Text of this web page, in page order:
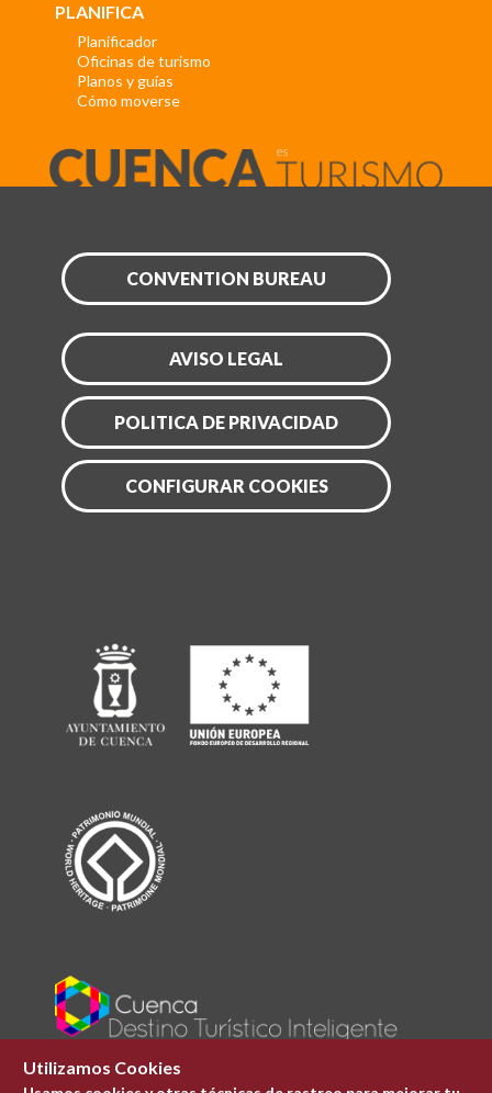
PLANIFICA
Planificador
Oficinas de turismo
Planos y guías
Cómo moverse
CONVENTION BUREAU
AVISO LEGAL
POLITICA DE PRIVACIDAD
CONFIGURAR COOKIES
Utilizamos Cookies